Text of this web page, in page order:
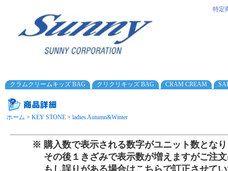
特定
クラムクリームキッズ BAG クリクリキッズ BAG CRAM CREAM
ホーム > KEY STONE > ladies Autumn&Winter
※ 購入数で表示される数字がユニット数とな
その後１きざみで表示数が増えますがご注
もし誤りがある場合はこちらで訂正させて